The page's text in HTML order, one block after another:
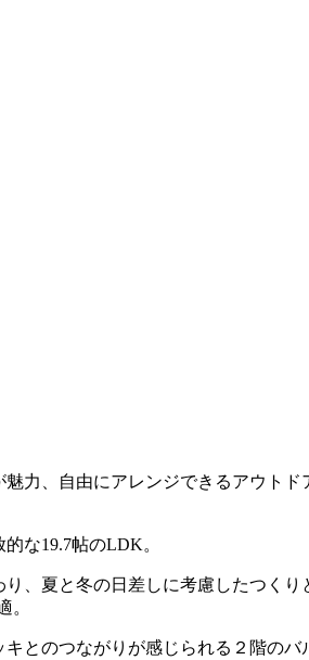
魅力、自由にアレンジできるアウトド
な19.7帖のLDK。
り、夏と冬の日差しに考慮したつくり
。
キとのつながりが感じられる２階のバ